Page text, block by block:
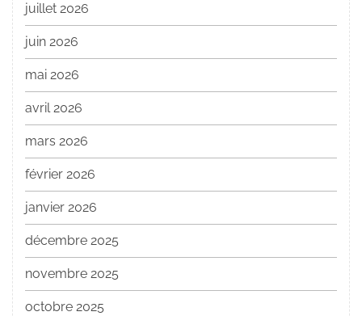
juillet 2026
juin 2026
mai 2026
avril 2026
mars 2026
février 2026
janvier 2026
décembre 2025
novembre 2025
octobre 2025